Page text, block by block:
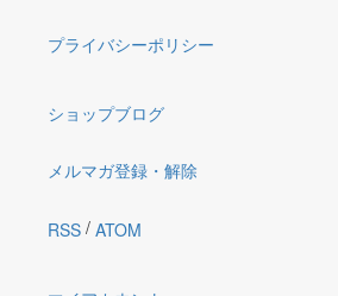
プライバシーポリシー
ショップブログ
メルマガ登録・解除
RSS / ATOM